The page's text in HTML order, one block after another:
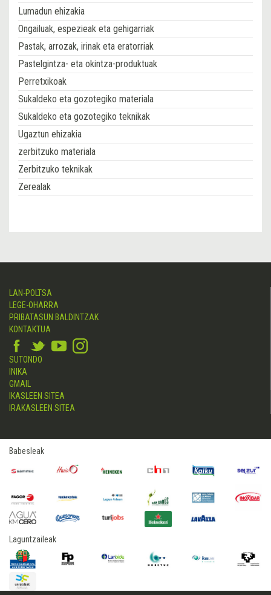
Lumadun ehizakia
Ongailuak, espezieak eta gehigarriak
Pastak, arrozak, irinak eta eratorriak
Pastelgintza- eta okintza-produktuak
Perretxikoak
Sukaldeko eta gozotegiko materiala
Sukaldeko eta gozotegiko teknikak
Ugaztun ehizakia
zerbitzuko materiala
Zerbitzuko teknikak
Zerealak
LAN-POLTSA
LEGE-OHARRA
PRIBATASUN BALDINTZAK
KONTAKTUA
SUTONDO
INIKA
GMAIL
IKASLEEN SITEA
IRAKASLEEN SITEA
Babesleak
Laguntzaileak